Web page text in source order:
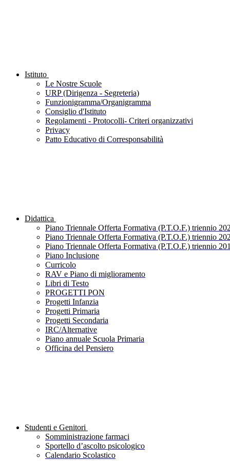
Istituto
Le Nostre Scuole
URP (Dirigenza - Segreteria)
Funzionigramma/Organigramma
Consiglio d'Istituto
Regolamenti - Protocolli- Criteri organizzativi
Privacy
Patto Educativo di Corresponsabilità
Didattica
Piano Triennale Offerta Formativa (P.T.O.F.) triennio
Piano Triennale Offerta Formativa (P.T.O.F.) triennio
Piano Triennale Offerta Formativa (P.T.O.F.) triennio
Piano Inclusione
Curricolo
RAV e Piano di miglioramento
Libri di Testo
PROGETTI PON
Progetti Infanzia
Progetti Primaria
Progetti Secondaria
IRC/Alternative
Piano annuale Scuola Primaria
Officina del Pensiero
Studenti e Genitori
Somministrazione farmaci
Sportello d’ascolto psicologico
Calendario Scolastico